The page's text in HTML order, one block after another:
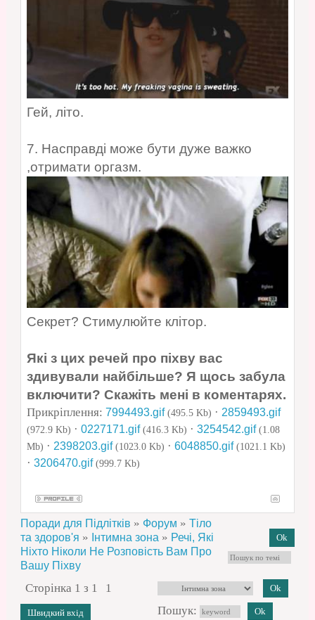
Гей, літо.
7. Насправді може бути дуже важко
,отримати оргазм.
Секрет? Стимулюйте клітор.
Які з цих речей про піхву вас
здивували найбільше? Я щось забула
включити? Скажіть мені в коментарях.
Прикріплення: 7994493.gif (495.5 Kb) · 2859493.gif
(972.9 Kb) · 0227171.gif (416.3 Kb) · 3254542.gif (1.08
Mb) · 2398203.gif (1023.0 Kb) · 6048850.gif (1021.1 Kb)
· 3206470.gif (999.7 Kb)
Поради для Підлітків » Форум » Тіло
та здоров'я » Інтимна зона » Речі, Які
Ніхто Ніколи Не Розповість Вам Про
Вашу Піхву
Сторінка 1 з 1
1
Пошук: